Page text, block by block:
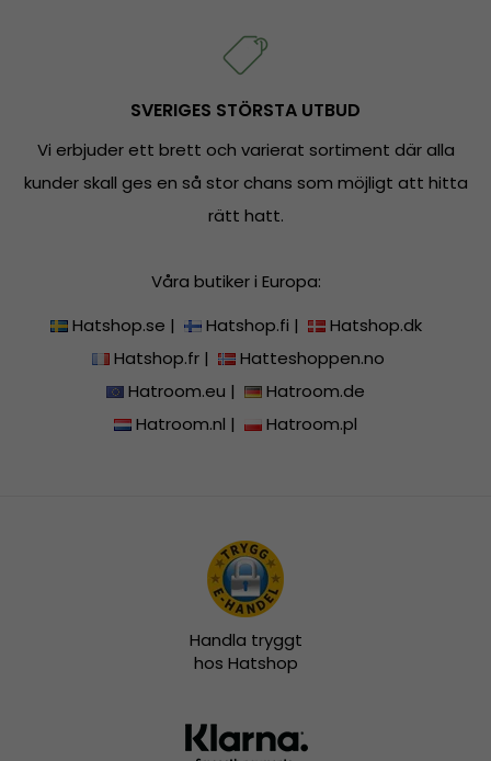
SVERIGES STÖRSTA UTBUD
Vi erbjuder ett brett och varierat sortiment där alla
kunder skall ges en så stor chans som möjligt att hitta
rätt hatt.
Våra butiker i Europa:
Hatshop.se | Hatshop.fi |
Hatshop.dk
Hatshop.fr|
Hatteshoppen.no
Hatroom.eu |
Hatroom.de
Hatroom.nl | Hatroom.pl
Handla tryggt
hos Hatshop